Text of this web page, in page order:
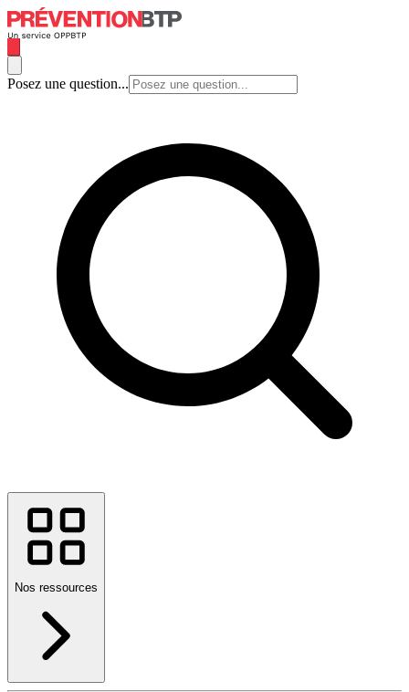
Posez une question...
Nos ressources